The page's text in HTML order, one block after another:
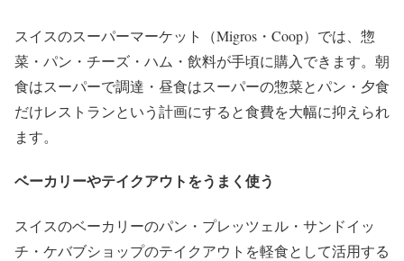
スイスのスーパーマーケット（Migros・Coop）では、惣
菜・パン・チーズ・ハム・飲料が手頃に購入できます。朝
食はスーパーで調達・昼食はスーパーの惣菜とパン・夕食
だけレストランという計画にすると食費を大幅に抑えられ
ます。
ベーカリーやテイクアウトをうまく使う
スイスのベーカリーのパン・プレッツェル・サンドイッ
チ・ケバブショップのテイクアウトを軽食として活用する